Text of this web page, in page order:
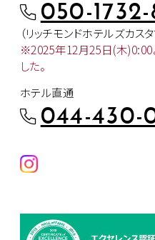
050-1732-
（リッチモンドホテルズカス
※2025年12月25日(木)0:00
した。
ホテル直通
044-430-